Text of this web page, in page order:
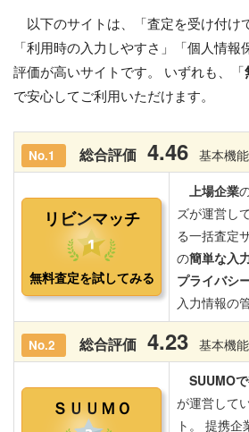
以下のサイトは、「査定を受け付け
「利用時の入力しやすさ」「個人情報
評価が高いサイトです。 いずれも、「
で安心してご利用いただけます。